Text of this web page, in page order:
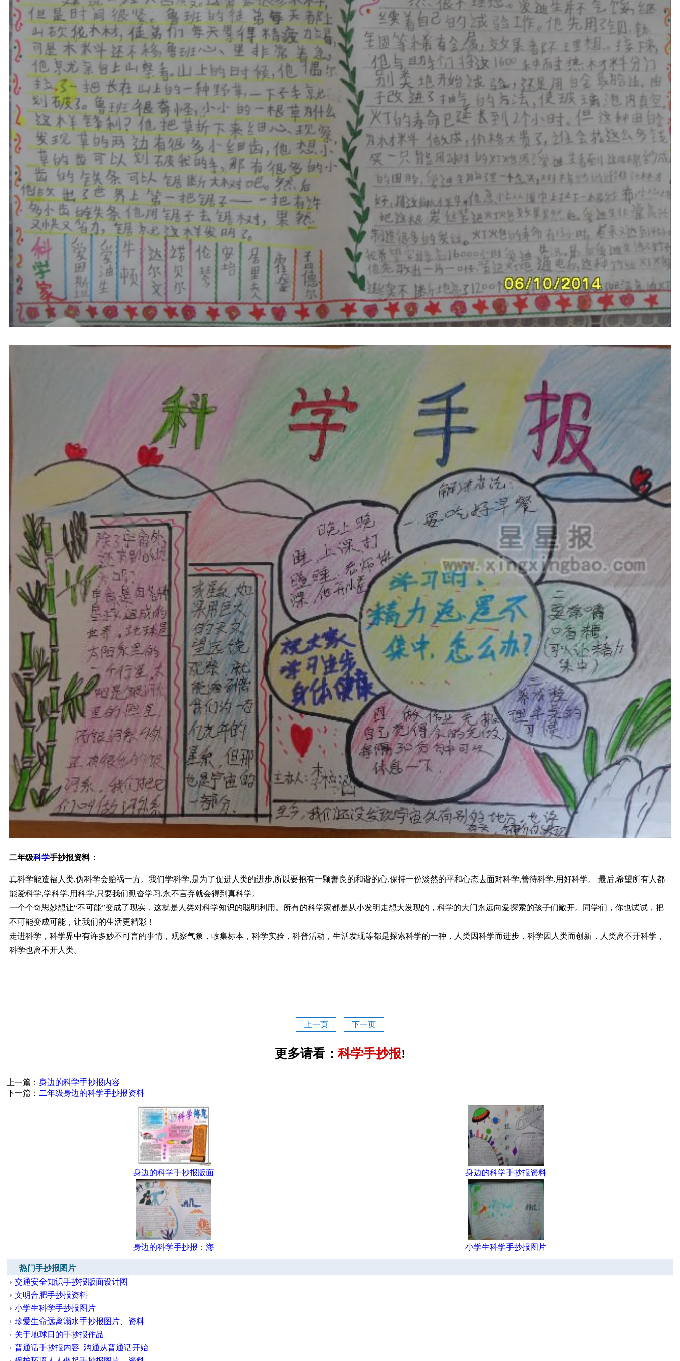
二年级科学手抄报资料：
真科学能造福人类,伪科学会贻祸一方。我们学科学,是为了促进人类的进步,所以要抱有一颗善良的和谐的心,保持一份淡然的平和心态去面对科学,善待科学,用好科学。 最后,希望所有人都
能爱科学,学科学,用科学,只要我们勤奋学习,永不言弃就会得到真科学。
一个个奇思妙想让“不可能”变成了现实，这就是人类对科学知识的聪明利用。所有的科学家都是从小发明走想大发现的，科学的大门永远向爱探索的孩子们敞开。同学们，你也试试，把
不可能变成可能，让我们的生活更精彩！
走进科学，科学界中有许多妙不可言的事情，观察气象，收集标本，科学实验，科普活动，生活发现等都是探索科学的一种，人类因科学而进步，科学因人类而创新，人类离不开科学，
科学也离不开人类。
上一页 下一页
更多请看： 科学手抄报!
上一篇：身边的科学手抄报内容
下一篇： 二年级身边的科学手抄报资料
身边的科学手抄报版面 身边的科学手抄报资料
身边的科学手抄报：海 小学生科学手抄报图片
热门手抄报图片
交通安全知识手抄报版面设计图
文明合肥手抄报资料
小学生科学手抄报图片
珍爱生命远离溺水手抄报图片、资料
关于地球日的手抄报作品
普通话手抄报内容_沟通从普通话开始